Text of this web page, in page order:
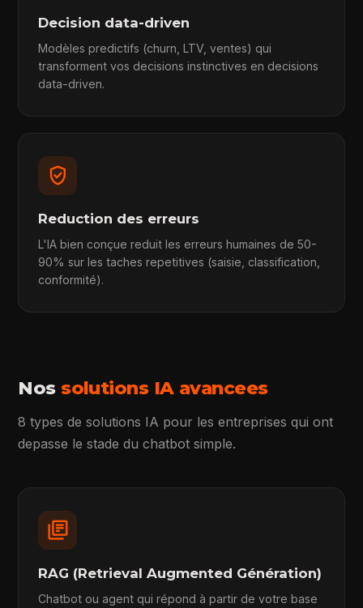
Decision data-driven
Modèles predictifs (churn, LTV, ventes) qui
transforment vos decisions instinctives en decisions
data-driven.
verified_user
Reduction des erreurs
L'IA bien conçue reduit les erreurs humaines de 50-
90% sur les taches repetitives (saisie, classification,
conformité).
Nos solutions IA avancees
8 types de solutions IA pour les entreprises qui ont
depasse le stade du chatbot simple.
library_books
RAG (Retrieval Augmented Génération)
Chatbot ou agent qui répond à partir de votre base